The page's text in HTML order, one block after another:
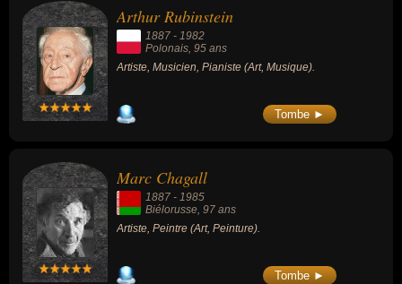
France » (1913), mais aussi son roman
autobiographie « La Main coupée » (1946)
ou son roman d'aventure « L'Or. La
merveilleuse histoire du général Johann
August Suter » (1925).
Arthur Rubinstein
1887 - 1982
Polonais , 95 ans
Artiste, Musicien, Pianiste (Art, Musique).
Tombe ►
Marc Chagall
1887 - 1985
Biélorusse, 97 ans
Artiste, Peintre (Art, Peinture).
Tombe ►